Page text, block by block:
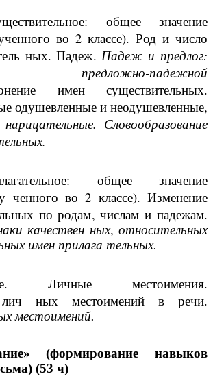
общее значение
во 2 классе). Род и число
ных. Падеж.Падеж и предлог:
предложно-падежной
имен существительных.
одушевленные и неодушевленные,
Словообразование
общее значение
ченного во 2 классе). Изменение
по родам, числам и падежам.
качествен ных, относительных
имен прилага тельных.
Личные местоимения.
лич ных местоимений в речи.
местоимений.
(формирование навыков
(53 ч)